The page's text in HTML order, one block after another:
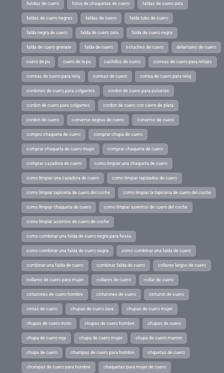
fundas de cuero fotos de chaquetas de cuero faldas de cuero zara
faldas de cuero negras faldas de cuero falda tubo de cuero
falda negra de cuero falda de cuero zara falda de cuero negra
falda de cuero granate falda de cuero estuches de cuero delantales de cuero
cuero de pu cuero de la pu cuchillos de cuero correas de cuero para relojes
correas de cuero para reloj correas de cuero correa de cuero para reloj
cordones de cuero para colgantes cordon de cuero para pulseras
cordon de cuero para colgantes cordon de cuero con cierre de plata
cordon de cuero converse negras de cuero converse de cuero
compro chaqueta de cuero comprar chupa de cuero
comprar chaqueta de cuero mujer comprar chaqueta de cuero
comprar cazadora de cuero como limpiar una chaqueta de cuero
como limpiar una cazadora de cuero como limpiar tapizados de cuero
como limpiar tapiceria de cuero del coche como limpiar la tapiceria de cuero del coche
como limpiar chaqueta de cuero como limpiar asientos de cuero del coche
como limpiar asientos de cuero de coche
como combinar una falda de cuero negra para fiesta
como combinar una falda de cuero negra como combinar una falda de cuero
combinar una falda de cuero combinar falda de cuero collares largos de cuero
collares de cuero para mujer collares de cuero collar de cuero
cinturones de cuero hombre cinturones de cuero cinturon de cuero
cintas de cuero chupas de cuero zara chupas de cuero mujer
chupas de cuero moto chupas de cuero hombre chupas de cuero
chupa de cuero roja chupa de cuero mujer chupa de cuero marron
chupa de cuero chumpas de cuero para hombre chquetas de cuero
chompas de cuero para hombre chaquetas para mujer de cuero